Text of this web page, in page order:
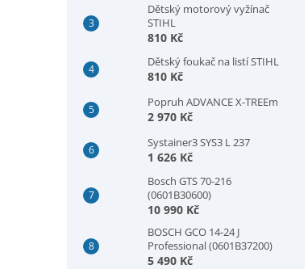
Dětský motorový vyžínač
STIHL
810 Kč
Dětský foukač na listí STIHL
810 Kč
Popruh ADVANCE X-TREEm
2 970 Kč
Systainer3 SYS3 L 237
1 626 Kč
Bosch GTS 70-216
(0601B30600)
10 990 Kč
BOSCH GCO 14-24 J
Professional (0601B37200)
5 490 Kč